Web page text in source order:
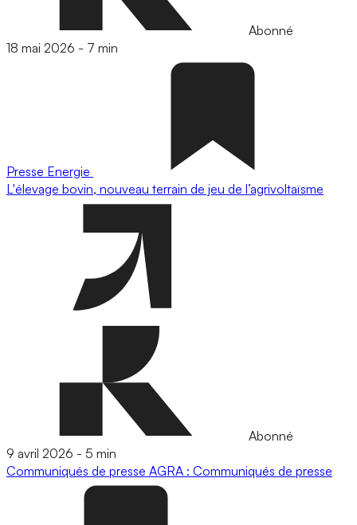
Abonné
18 mai 2026 - 7 min
Presse Energie
L'élevage bovin, nouveau terrain de jeu de l’agrivoltaïsme
Abonné
9 avril 2026 - 5 min
Communiqués de presse AGRA : Communiqués de presse